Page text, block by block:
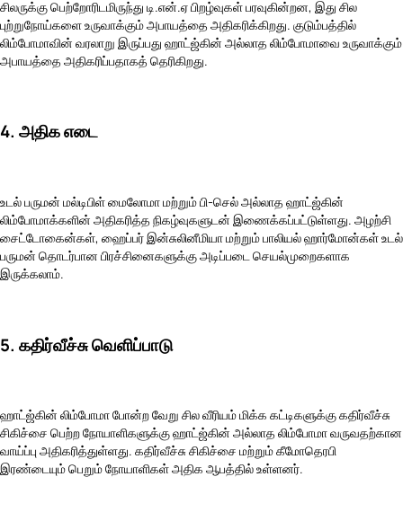
சிலருக்கு பெற்றோரிடமிருந்து டி.என்.ஏ பிறழ்வுகள் பரவுகின்றன, இது சில
புற்றுநோய்களை உருவாக்கும் அபாயத்தை அதிகரிக்கிறது. குடும்பத்தில்
லிம்போமாவின் வரலாறு இருப்பது ஹாட்ஜ்கின் அல்லாத லிம்போமாவை உருவாக்கும்
அபாயத்தை அதிகரிப்பதாகத் தெரிகிறது.
4. அதிக எடை
உடல் பருமன் மல்டிபிள் மைலோமா மற்றும் பி-செல் அல்லாத ஹாட்ஜ்கின்
லிம்போமாக்களின் அதிகரித்த நிகழ்வுகளுடன் இணைக்கப்பட்டுள்ளது. அழற்சி
சைட்டோகைன்கள், ஹைப்பர் இன்சுலினீமியா மற்றும் பாலியல் ஹார்மோன்கள் உடல்
பருமன் தொடர்பான பிரச்சினைகளுக்கு அடிப்படை செயல்முறைகளாக
இருக்கலாம்.
5. கதிர்வீச்சு வெளிப்பாடு
ஹாட்ஜ்கின் லிம்போமா போன்ற வேறு சில வீரியம் மிக்க கட்டிகளுக்கு கதிர்வீச்சு
சிகிச்சை பெற்ற நோயாளிகளுக்கு ஹாட்ஜ்கின் அல்லாத லிம்போமா வருவதற்கான
வாய்ப்பு அதிகரித்துள்ளது. கதிர்வீச்சு சிகிச்சை மற்றும் கீமோதெரபி
இரண்டையும் பெறும் நோயாளிகள் அதிக ஆபத்தில் உள்ளனர்.